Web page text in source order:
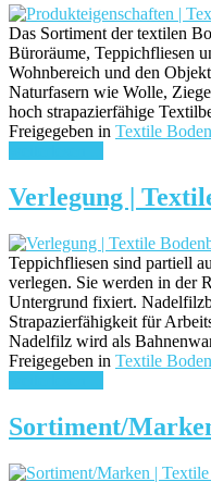
Das Sortiment der textilen
Büroräume, Teppichfliesen
Wohnbereich und den
Naturfasern wie Wolle,
hoch strapazierfähige
Freigegeben in Textile
Verlegung |
Teppichfliesen sind partiell
verlegen. Sie werden in der
Untergrund fixiert.
Strapazierfähigkeit für
Nadelfilz wird als
Freigegeben in Textile
Sortiment/